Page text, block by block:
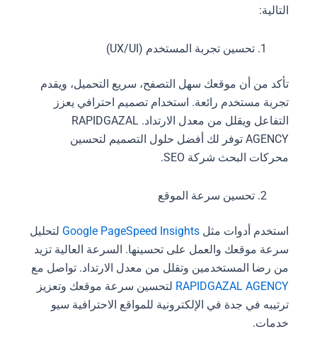
التالية:
تحسين تجربة المستخدم (UX/UI)
تأكد من أن موقعك سهل التصفح، سريع التحميل، ويقدم
تجربة مستخدم رائعة. استخدام تصميم احترافي يعزز
التفاعل ويقلل من معدل الارتداد. RAPIDGAZAL
AGENCY توفر لك أفضل حلول التصميم لتحسين
محركات البحث شركة SEO.
تحسين سرعة الموقع
استخدم أدوات مثل Google PageSpeed Insightsلتحليل
سرعة موقعك والعمل على تحسينها. السرعة العالية تزيد
من رضا المستخدمين وتقلل من معدل الارتداد. تواصل مع
RAPIDGAZAL AGENCYلتحسين سرعة موقعك وتعزيز
ترتيبه في جدة في الإلكترونية للمواقع الاحترافية سيو
خدمات.